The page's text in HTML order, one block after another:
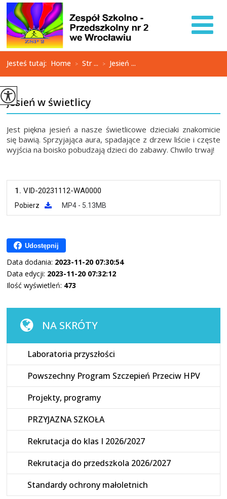
Jesteś tutaj: Home > Str ... > Jesień ...
Jesień w świetlicy
Jest piękna jesień a nasze świetlicowe dzieciaki znakomicie
się bawią. Sprzyjająca aura, spadające z drzew liście i częste
wyjścia na boisko pobudzają dzieci do zabawy. Chwilo trwaj!
1.VID-20231112-WA0000
Pobierz MP4 - 5.13MB
Udostępnij
Data dodania: 2023-11-20 07:30:54
Data edycji: 2023-11-20 07:32:12
Ilość wyświetleń: 473
NA SKRÓTY
Laboratoria przyszłości
Powszechny Program Szczepień Przeciw HPV
Projekty, programy
PRZYJAZNA SZKOŁA
Rekrutacja do klas I 2026/2027
Rekrutacja do przedszkola 2026/2027
Standardy ochrony małoletnich